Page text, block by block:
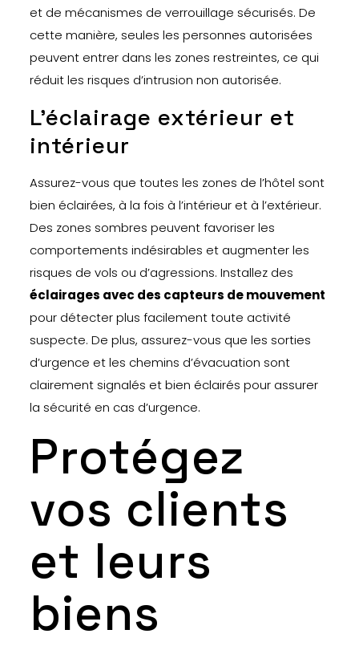
et de mécanismes de verrouillage sécurisés. De
cette manière, seules les personnes autorisées
peuvent entrer dans les zones restreintes, ce qui
réduit les risques d’intrusion non autorisée.
L’éclairage extérieur et
intérieur
Assurez-vous que toutes les zones de l’hôtel sont
bien éclairées, à la fois à l’intérieur et à l’extérieur.
Des zones sombres peuvent favoriser les
comportements indésirables et augmenter les
risques de vols ou d’agressions. Installez des
éclairages avec des capteurs de mouvement
pour détecter plus facilement toute activité
suspecte. De plus, assurez-vous que les sorties
d’urgence et les chemins d’évacuation sont
clairement signalés et bien éclairés pour assurer
la sécurité en cas d’urgence.
Protégez
vos clients
et leurs
biens